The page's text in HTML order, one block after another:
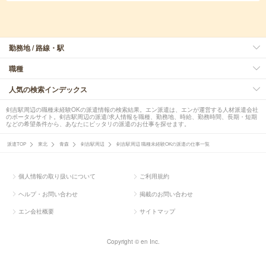
勤務地 / 路線・駅
職種
人気の検索インデックス
剣吉駅周辺の職種未経験OKの派遣情報の検索結果。エン派遣は、エンが運営する人材派遣会社
のポータルサイト。剣吉駅周辺の派遣/求人情報を職種、勤務地、時給、勤務時間、長期・短期
などの希望条件から、あなたにピッタリの派遣のお仕事を探せます。
派遣TOP 東北 青森 剣吉駅周辺 剣吉駅周辺 職種未経験OKの派遣の仕事一覧
個人情報の取り扱いについて ご利用規約
ヘルプ・お問い合わせ 掲載のお問い合わせ
エン会社概要 サイトマップ
Copyright © en Inc.